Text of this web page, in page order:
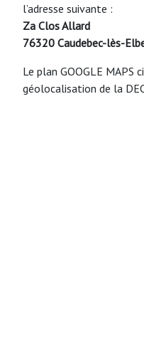
l’adresse suivante :
Za Clos Allard
76320 Caudebec-lès-
Le plan GOOGLE MAPS
géolocalisation de la